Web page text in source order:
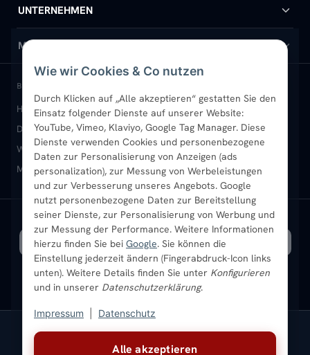
Alle akzeptieren
Wie wir Cookies & Co nutzen
Durch Klicken auf „Alle akzeptieren“ gestatten Sie den
Einsatz folgender Dienste auf unserer Website:
YouTube, Vimeo, Klaviyo, Google Tag Manager. Diese
Dienste verwenden Cookies und personenbezogene
Daten zur Personalisierung von Anzeigen (ads
personalization), zur Messung von Werbeleistungen
und zur Verbesserung unseres Angebots. Google
nutzt personenbezogene Daten zur Bereitstellung
seiner Dienste, zur Personalisierung von Werbung und
zur Messung der Performance. Weitere Informationen
hierzu finden Sie bei Google. Sie können die
Einstellung jederzeit ändern (Fingerabdruck-Icon links
unten). Weitere Details finden Sie unter Konfigurieren
und in unserer Datenschutzerklärung.
Impressum Datenschutz
Handtuchheizkörper
Design-Heizkörper
Paneelheizkörper
Vertikal-Heizkörper
Heizkörper-Zubehör
Hilfe & Kontakt
Versand & Lieferung
Rückgabe & Widerruf
Garantie & Gewährleistung
Montageservice vor Ort
Sendung verfolgen
UNTERNEHMEN
Wir über uns
Standort & Abholung Jüchen
B2B-Kunden
Karriere
Ratgeber
Bestpreisgarantie
MEIN KONTO
Anmelden / Mein Konto
Merkliste
Newsletter
Aktuelle Angebote
BELIEBTE KATEGORIEN
Heizkörper kaufenBadheizkörperHandtuchheizkörper
Design-HeizkörperPaneelheizkörperVertikal-Heizkörper
Wandheizkörper Wohnraum-Heizkörper Badheizkörper Schwarz
Mischbetrieb-HeizkörperHeizkörper-ZubehörAktuelle Angebote
VERSAND MIT